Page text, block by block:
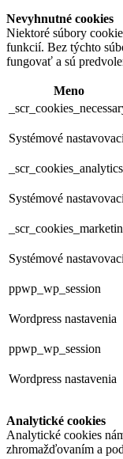
Nevyhnutné cookies
Niektoré súbory
funkcií. Bez týchto
fungovať a sú
Meno
Systémové
_scr_cookies_analytics
Systémové
Systémové
ppwp_wp_session
Wordpress nastavenia
ppwp_wp_session
Wordpress nastavenia
Analytické cookies
Analytické cookies
zhromažďovaním a